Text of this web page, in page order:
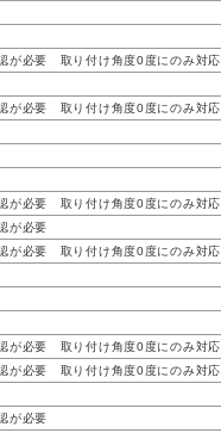
が必要 取り付け角度0度にのみ対応
が必要 取り付け角度0度にのみ対応
が必要 取り付け角度0度にのみ対応
が必要
が必要 取り付け角度0度にのみ対応
が必要 取り付け角度0度にのみ対応
が必要 取り付け角度0度にのみ対応
が必要